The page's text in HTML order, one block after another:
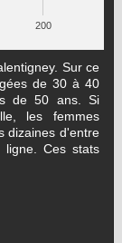
200
Sur ce
de 30 à 40
de 50 ans. Si
les femmes
dizaines d'entre
ligne. Ces stats